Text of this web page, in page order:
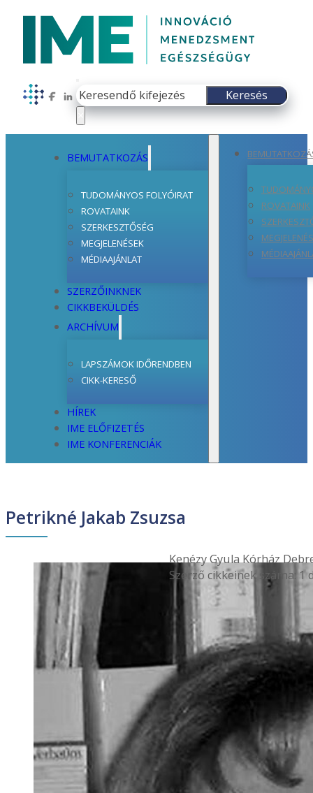
Follow us on Facebook
Follow us on LinkedIn
Keresés
Keresés
BEMUTATKOZÁS
TUDOMÁNYOS FOLYÓIRAT
ROVATAINK
SZERKESZTŐSÉG
MEGJELENÉSEK
MÉDIAAJÁNLAT
SZERZŐINKNEK
CIKKBEKÜLDÉS
ARCHÍVUM
LAPSZÁMOK IDŐRENDBEN
CIKK-KERESŐ
HÍREK
IME ELŐFIZETÉS
IME KONFERENCIÁK
ROVATAINK
Petrikné Jakab Zsuzsa
Kenézy Gyula Kórház
Szerző cikkeinek száma: 1